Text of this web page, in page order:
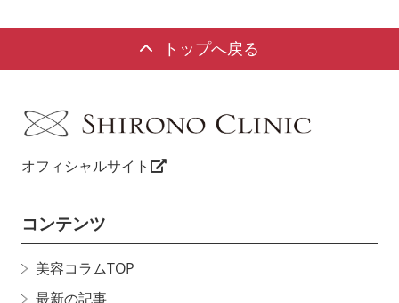
トップへ戻る
オフィシャルサイト
コンテンツ
美容コラムTOP
最新の記事